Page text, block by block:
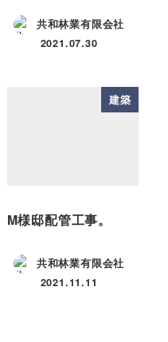
共和林業有限会社
投稿日
2021.07.30
建築
M様邸配管工事。
共和林業有限会社
投稿日
2021.11.11